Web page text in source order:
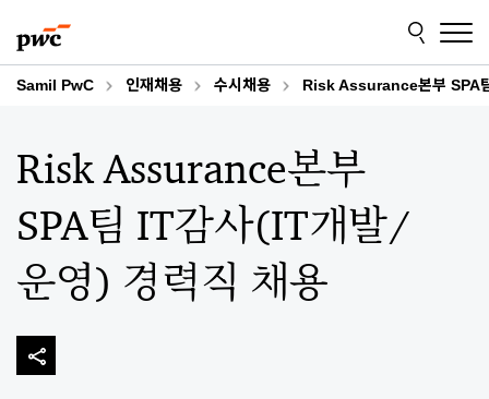
to
content
to
footer
Samil PwC 인재채용 수시채용 Risk Assurance본부 SPA
Risk Assurance본부
SPA팀 IT감사(IT개발/
운영) 경력직 채용